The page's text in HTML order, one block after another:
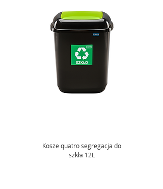
Kosze quatro segregacja do
szkła 12L